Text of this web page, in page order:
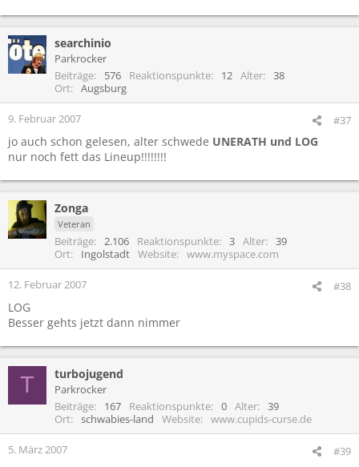
searchinio
Parkrocker
Beiträge
576 Reaktionspunkte 12 Alter
38
Ort
Augsburg
9. Februar 2007 #37
jo auch schon gelesen, alter schwede UNERATH und LOG
nur noch fett das Lineup!!!!!!!!
Zonga
Veteran
Beiträge 2.106 Reaktionspunkte 3 Alter
39
Ort
Ingolstadt Website www.myspace.com
12. Februar 2007 #38
LOG
Besser gehts jetzt dann nimmer
T turbojugend
Parkrocker
Beiträge
167 Reaktionspunkte 0 Alter
39
Ort
schwabies-land Website www.cupids-curse.de
5. März 2007 #39